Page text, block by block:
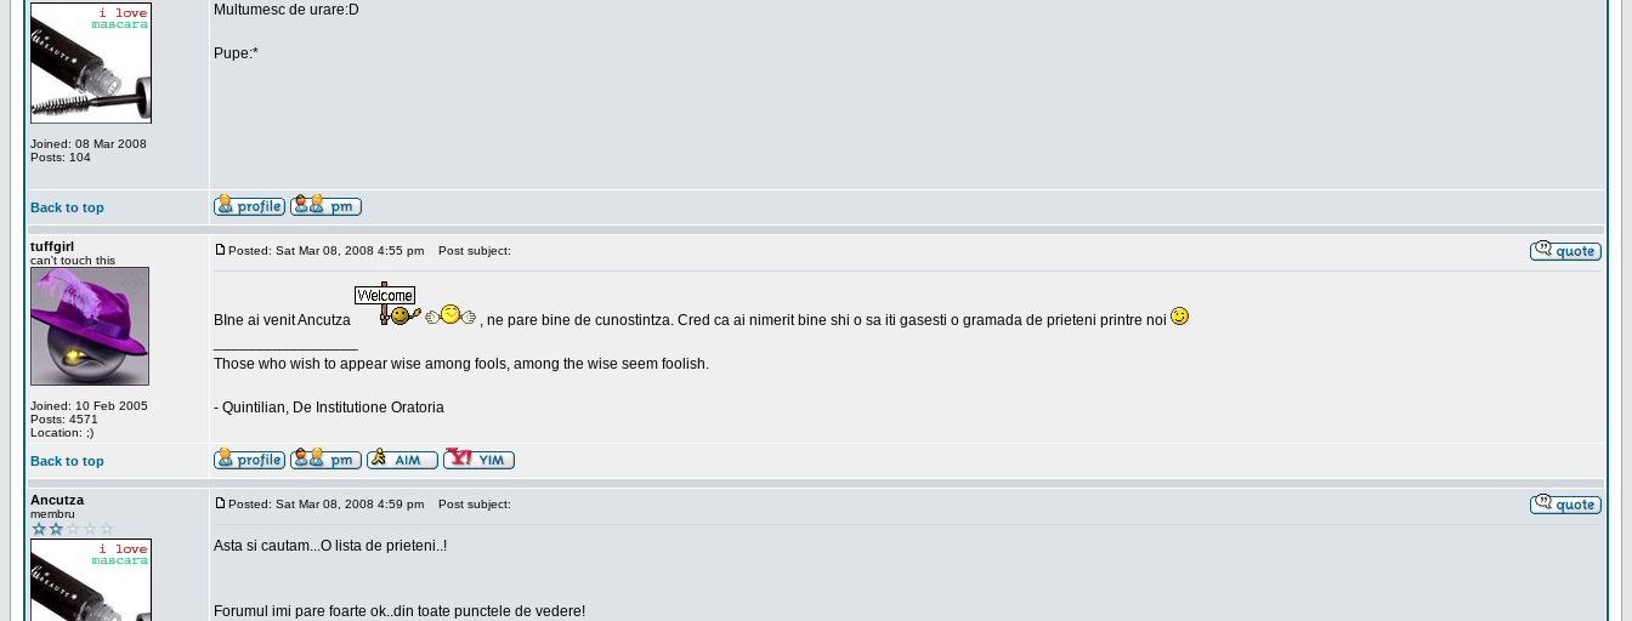
Joined: 08 Mar 2008
Posts: 104
Multumesc de urare:D
Pupe:*
Back to top
tuffgirl
can't touch this
Joined: 10 Feb 2005
Posts: 4571
Location: ;)
Posted: Sat Mar 08, 2008 4:55 pm Post subject:
BIne ai venit Ancutza
, ne pare bine de cunostintza. Cred ca ai nimerit bine shi o sa iti gasesti o gramada de prieteni printre noi
Those who wish to appear wise among fools, among the wise seem foolish.
- Quintilian, De Institutione Oratoria
Back to top
Ancutza
membru
Posted: Sat Mar 08, 2008 4:59 pm Post subject:
Asta si cautam...O lista de prieteni..!
Forumul imi pare foarte ok..din toate punctele de vedere!